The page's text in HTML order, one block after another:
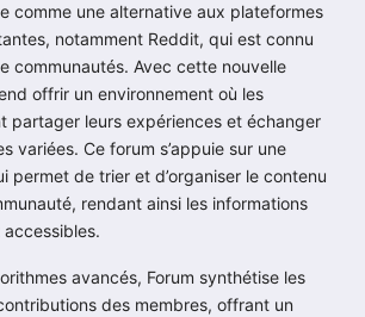
comme une alternative aux plateformes
notamment Reddit, qui est connu
communautés. Avec cette nouvelle
offrir un environnement où les
partager leurs expériences et échanger
variées. Ce forum s’appuie sur une
permet de trier et d’organiser le contenu
rendant ainsi les informations
avancés, Forum synthétise les
des membres, offrant un